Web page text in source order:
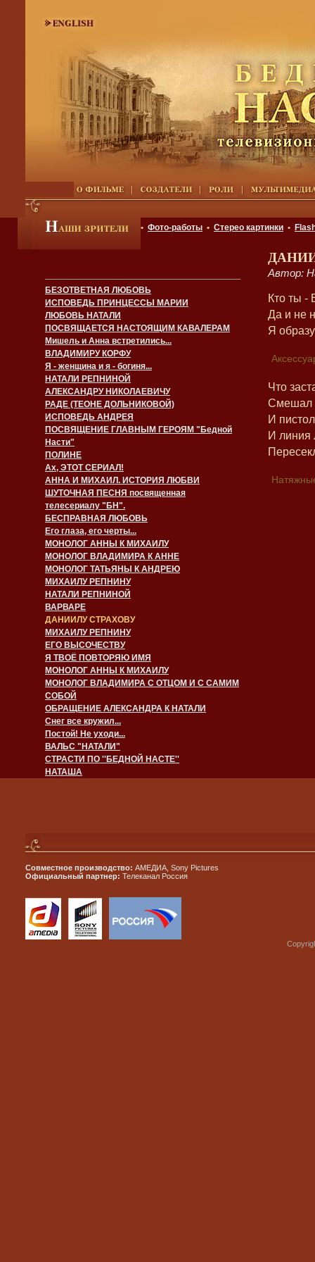
• Фото-работы • Стерео картинки •
БЕЗОТВЕТНАЯ ЛЮБОВЬ
ИСПОВЕДЬ ПРИНЦЕССЫ МАРИИ
ЛЮБОВЬ НАТАЛИ
ПОСВЯЩАЕТСЯ НАСТОЯЩИМ КАВАЛЕРАМ
Мишель и Анна встретились...
ВЛАДИМИРУ КОРФУ
Я - женщина и я - богиня...
НАТАЛИ РЕПНИНОЙ
АЛЕКСАНДРУ НИКОЛАЕВИЧУ
РАДЕ (ТЕОНЕ ДОЛЬНИКОВОЙ)
ИСПОВЕДЬ АНДРЕЯ
ПОСВЯЩЕНИЕ ГЛАВНЫМ ГЕРОЯМ "Бедной
Насти"
ПОЛИНЕ
Ах, ЭТОТ СЕРИАЛ!
АННА И МИХАИЛ. ИСТОРИЯ ЛЮБВИ
ШУТОЧНАЯ ПЕСНЯ посвященная
телесериалу "БН".
БЕСПРАВНАЯ ЛЮБОВЬ
Его глаза, его черты...
МОНОЛОГ АННЫ К МИХАИЛУ
МОНОЛОГ ВЛАДИМИРА К АННЕ
МОНОЛОГ ТАТЬЯНЫ К АНДРЕЮ
МИХАИЛУ РЕПНИНУ
НАТАЛИ РЕПНИНОЙ
ВАРВАРЕ
ДАНИИЛУ СТРАХОВУ
МИХАИЛУ РЕПНИНУ
ЕГО ВЫСОЧЕСТВУ
Я ТВОЁ ПОВТОРЯЮ ИМЯ
МОНОЛОГ АННЫ К МИХАИЛУ
МОНОЛОГ ВЛАДИМИРА С ОТЦОМ И С САМИМ
СОБОЙ
ОБРАЩЕНИЕ АЛЕКСАНДРА К НАТАЛИ
Снег все кружил...
Постой! Не уходи...
ВАЛЬС "НАТАЛИ"
СТРАСТИ ПО ''БЕДНОЙ НАСТЕ''
НАТАША
Автор:
Кто ты -
Да и не
Я
Что
Смешал
И
И линия
Совместное производство: АМЕДИА, Sony Pictures
Официальный партнер: Телеканал Россия